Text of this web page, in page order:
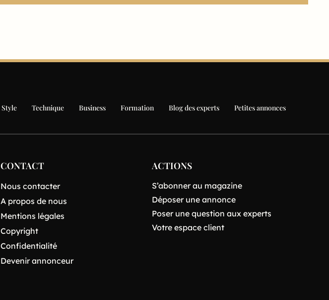
Style Technique Business Formation Blog des experts Petites annonces
CONTACT
Nous contacter
A propos de nous
Mentions légales
Copyright
Confidentialité
Devenir annonceur
ACTIONS
S’abonner au magazine
Déposer une annonce
Poser une question aux experts
Votre espace client